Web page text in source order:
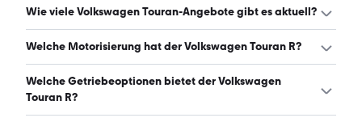
Ein guter Preis für einen Volkswagen Touran R liegt
starten ab 233 € monatlich. (Stand: 8.8.2026)
Wie viele Volkswagen Touran-Angebote gibt es aktuell?
Es gibt insgesamt 999 Volkswagen Touran bei mobile.de,
8.8.2026)
Welche Motorisierung hat der Volkswagen Touran R?
Der Volkswagen Touran R hat Leistungen zwischen 140
und 170 PS. (Stand: 8.8.2026)
Welche Getriebeoptionen bietet der Volkswagen
Touran R?